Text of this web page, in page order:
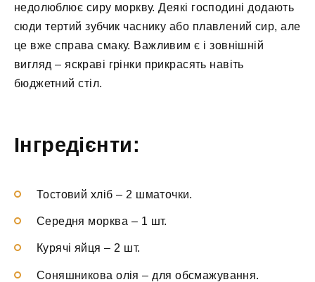
недолюблює сиру моркву. Деякі господині додають
сюди тертий зубчик часнику або плавлений сир, але
це вже справа смаку. Важливим є і зовнішній
вигляд – яскраві грінки прикрасять навіть
бюджетний стіл.
Інгредієнти:
Тостовий хліб – 2 шматочки.
Середня морква – 1 шт.
Курячі яйця –2 шт.
Соняшникова олія – для обсмажування.